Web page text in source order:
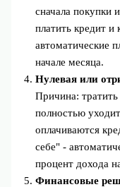
сначала покупки
платить кредит
автоматические
начале месяца.
Нулевая или
Причина:
полностью
оплачиваются
себе" -
процент дохода
Финансовые